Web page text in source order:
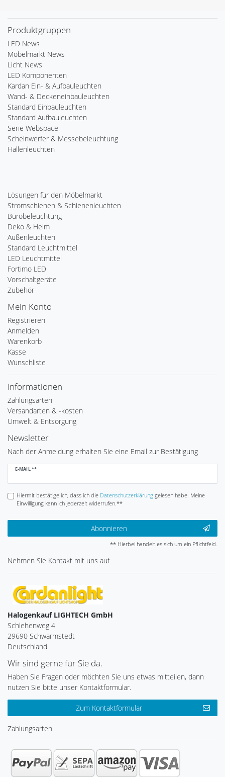
Produktgruppen
LED News
Möbelmarkt News
Licht News
LED Komponenten
Kardan Ein- & Aufbauleuchten
Wand- & Deckeneinbauleuchten
Standard Einbauleuchten
Standard Aufbauleuchten
Serie Webspace
Scheinwerfer & Messebeleuchtung
Hallenleuchten
Lösungen für den Möbelmarkt
Stromschienen & Schienenleuchten
Bürobeleuchtung
Deko & Heim
Außenleuchten
Standard Leuchtmittel
LED Leuchtmittel
Fortimo LED
Vorschaltgeräte
Zubehör
Mein Konto
Registrieren
Anmelden
Warenkorb
Kasse
Wunschliste
Informationen
Zahlungsarten
Versandarten & -kosten
Umwelt & Entsorgung
Newsletter
Nach der Anmeldung erhalten Sie eine Email zur Bestätigung
E-MAIL **
Newsletter
Hiermit bestätige ich, dass ich die Daten­schutz­erklärunggelesen habe. Meine
Einwilligung kann ich jederzeit widerrufen.**
Abonnieren
** Hierbei handelt es sich um ein Pflichtfeld.
Nehmen Sie Kontakt mit uns auf
Halogenkauf LIGHTECH GmbH
Schlehenweg 4
29690 Schwarmstedt
Deutschland
Wir sind gerne für Sie da.
Haben Sie Fragen oder möchten Sie uns etwas mitteilen, dann
nutzen Sie bitte unser Kontaktformular.
Zum Kontaktformular
Zahlungsarten